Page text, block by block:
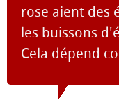
rose aient des
les buissons
Cela dépend